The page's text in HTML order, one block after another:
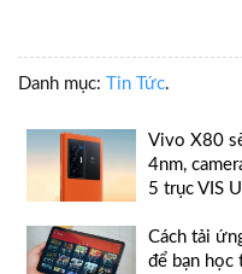
Danh mục: Tin Tức.
Vivo X80
4nm,
5 trục VIS
Cách tải
để bạn học